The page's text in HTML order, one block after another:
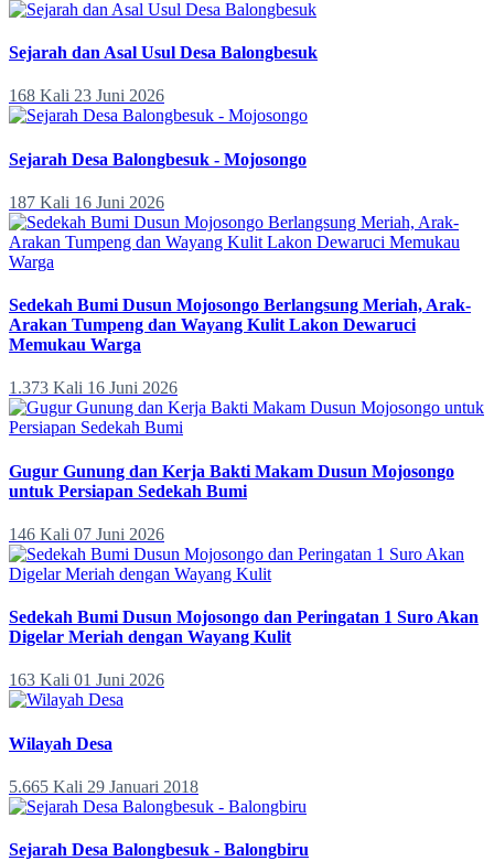
Sejarah dan Asal Usul Desa Balongbesuk
168 Kali 23 Juni 2026
Sejarah Desa Balongbesuk - Mojosongo
187 Kali 16 Juni 2026
Sedekah Bumi Dusun Mojosongo Berlangsung Meriah, Arak-
Arakan Tumpeng dan Wayang Kulit Lakon Dewaruci
Memukau Warga
1.373 Kali 16 Juni 2026
Gugur Gunung dan Kerja Bakti Makam Dusun Mojosongo
untuk Persiapan Sedekah Bumi
146 Kali 07 Juni 2026
Sedekah Bumi Dusun Mojosongo dan Peringatan 1 Suro Akan
Digelar Meriah dengan Wayang Kulit
163 Kali 01 Juni 2026
Wilayah Desa
5.665 Kali 29 Januari 2018
Sejarah Desa Balongbesuk - Balongbiru